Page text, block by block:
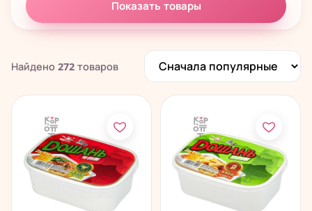
Показать товары
Найдено 272 товаров